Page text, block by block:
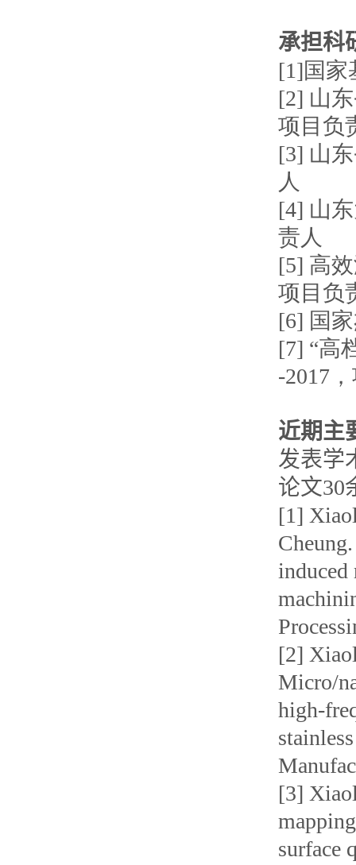
承担科
[1]国家
[2] 山
项目负
[3] 山
人
[4] 山
责人
[5] 高
项目负
[6] 国
[7] “高
-2017
近期主
发表学
论文30
[1]
[2]
Micro/
high-
[3]
surface